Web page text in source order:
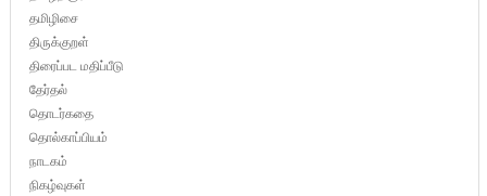
தமிழிசை
திருக்குறள்
திரைப்பட மதிப்பீடு
தேர்தல்
தொடர்கதை
தொல்காப்பியம்
நாடகம்
நிகழ்வுகள்